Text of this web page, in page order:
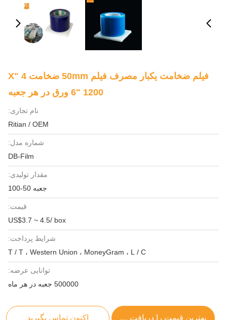
فیلم ضخامت یکبار مصرف فیلم 50mm ضخامت 4 "X
6" 1200 ورق در هر جعبه
نام تجاری:
Ritian / OEM
شماره مدل:
DB-Film
مقدار تولیدی:
جعبه 50-100
قیمت:
US$3.7 ~ 4.5/ box
شرایط پرداخت:
T / T ، Western Union ، MoneyGram ، L / C
توانایی عرضه:
500000 جعبه در هر ماه
بهترین قیمت را دریافت کنید اکنون تماس بگیرید